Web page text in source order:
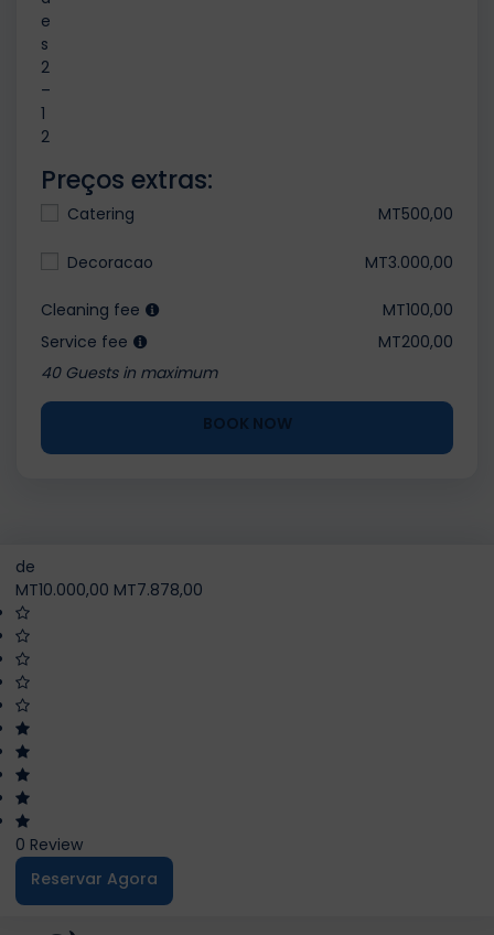
e
s
2
–
1
2
Preços extras:
Catering MT500,00
Decoracao MT3.000,00
Cleaning fee
MT100,00
Service fee
MT200,00
40 Guests in maximum
BOOK NOW
de
MT10.000,00 MT7.878,00
0 Review
Reservar Agora